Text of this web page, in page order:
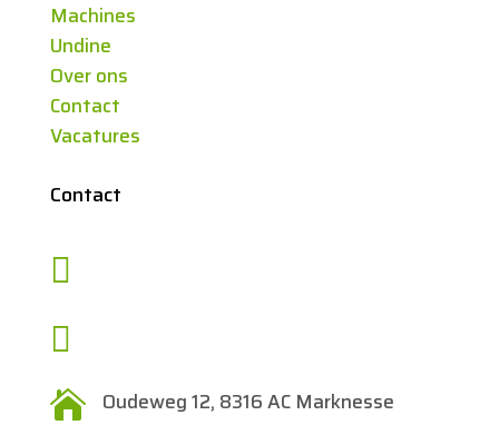
Machines
Undine
Over ons
Contact
Vacatures
Contact


 Oudeweg 12, 8316 AC Marknesse